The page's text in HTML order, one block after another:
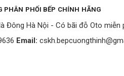
PHÂN PHỐI BẾP CHÍNH HÃNG
Đông Hà Nội - Có bãi đỗ Oto miễn
Email: